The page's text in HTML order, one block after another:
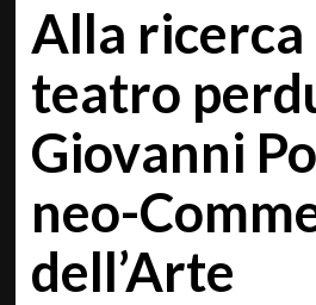
Alla ricerca
teatro
Giovanni
neo-
dell’Arte